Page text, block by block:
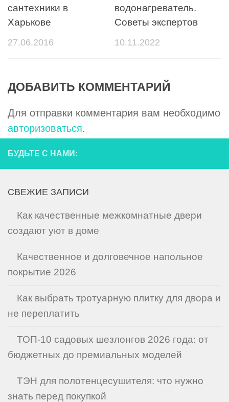
сантехники в
Харькове
27.06.2016
водонагреватель.
Советы экспертов
10.11.2022
ДОБАВИТЬ КОММЕНТАРИЙ
Для отправки комментария вам необходимо
авторизоваться.
БУДЬТЕ С НАМИ:
СВЕЖИЕ ЗАПИСИ
Как качественные межкомнатные двери
создают уют в доме
Качественное и долговечное напольное
покрытие 2026
Как выбрать тротуарную плитку для двора и
не переплатить
ТОП-10 садовых шезлонгов 2026 года: от
бюджетных до премиальных моделей
ТЭН для полотенцесушителя: что нужно
знать перед покупкой